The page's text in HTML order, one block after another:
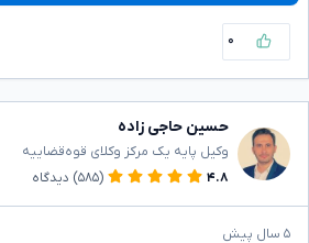
۰
حسین حاجی زاده
وکیل پایه یک مرکز وکلای قوه‌قضاییه
۴.۸
(۵۸۵) دیدگاه
۵ سال پیش